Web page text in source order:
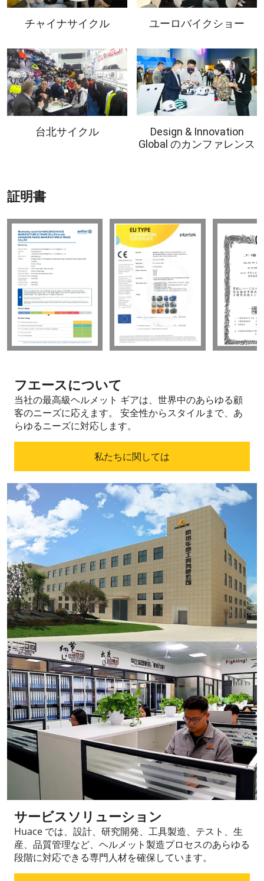
チャイナサイクル ユーロバイクショー
台北サイクル
Design & Innovation
Global のカンファレンス
証明書
フエースについて
当社の最高級ヘルメット ギアは、世界中のあらゆる顧
客のニーズに応えます。 安全性からスタイルまで、あ
らゆるニーズに対応します。
私たちに関しては
サービスソリューション
Huace では、設計、研究開発、工具製造、テスト、生
産、品質管理など、ヘルメット製造プロセスのあらゆる
段階に対応できる専門人材を確保しています。